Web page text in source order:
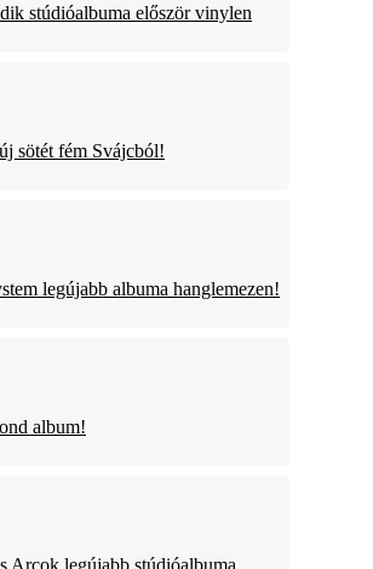
stúdióalbuma először vinylen
sötét fém Svájcból!
legújabb albuma hanglemezen!
album!
Arcok legújabb stúdióalbuma